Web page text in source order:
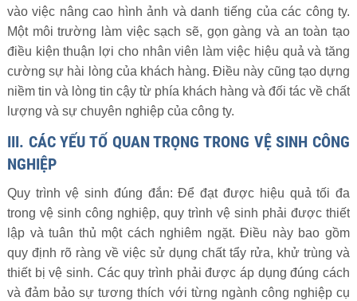
vào việc nâng cao hình ảnh và danh tiếng của các công ty.
Một môi trường làm việc sạch sẽ, gọn gàng và an toàn tạo
điều kiện thuận lợi cho nhân viên làm việc hiệu quả và tăng
cường sự hài lòng của khách hàng. Điều này cũng tạo dựng
niềm tin và lòng tin cậy từ phía khách hàng và đối tác về chất
lượng và sự chuyên nghiệp của công ty.
III. CÁC YẾU TỐ QUAN TRỌNG TRONG VỆ SINH CÔNG
NGHIỆP
Quy trình vệ sinh đúng đắn: Để đạt được hiệu quả tối đa
trong vệ sinh công nghiệp, quy trình vệ sinh phải được thiết
lập và tuân thủ một cách nghiêm ngặt. Điều này bao gồm
quy định rõ ràng về việc sử dụng chất tẩy rửa, khử trùng và
thiết bị vệ sinh. Các quy trình phải được áp dụng đúng cách
và đảm bảo sự tương thích với từng ngành công nghiệp cụ